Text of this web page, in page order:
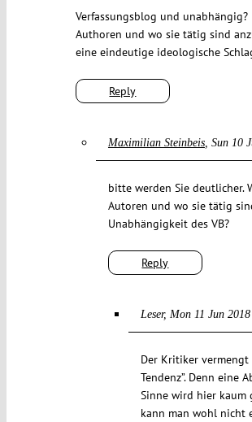
Reply
Verfassungsblog und
Authoren und wo sie tätig sind
eine eindeutige ideologische
Maximilian Steinbeis Sun 10
Reply
bitte werden Sie deutlicher.
Autoren und wo sie tätig
Unabhängigkeit des VB?
Leser Mon 11 Jun
Der Kritiker
Tendenz”. Denn eine
Sinne wird hier kaum
kann man wohl nicht